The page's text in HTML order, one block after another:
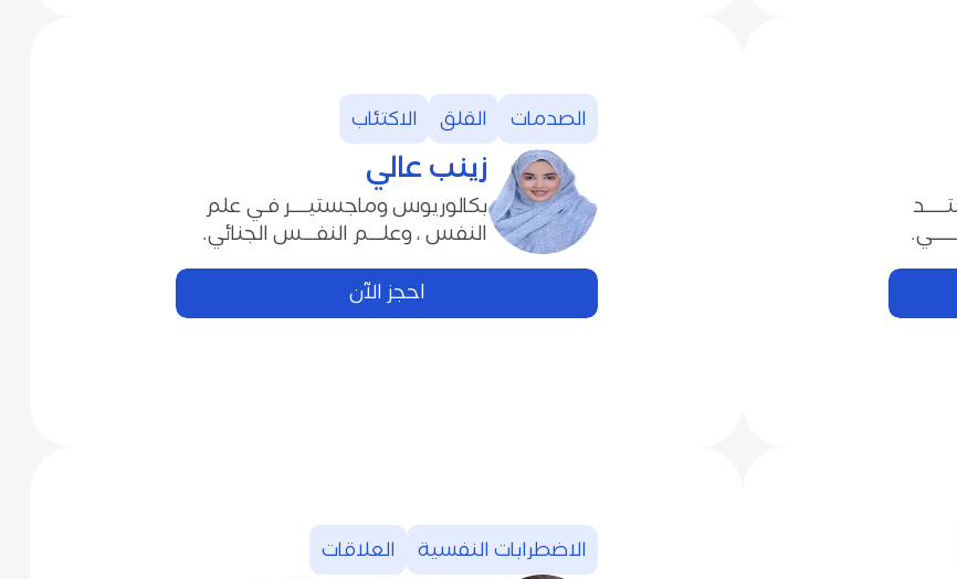
الصدمات القلق الاكتئاب
زينب‭ ‬عالي
‬النفس‭ ‬،‭ ‬و‬‭‬علـــم‭ ‬النفـــس‭ ‬الجنائي‭.‬
احجز الآن
الاضطرابات‭ ‬النفسية العلاقات